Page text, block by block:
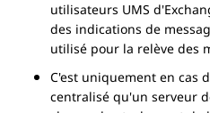
utilisateurs UMS
des indications de
utilisé pour la relève des
C'est uniquement en cas
centralisé qu'un serveur